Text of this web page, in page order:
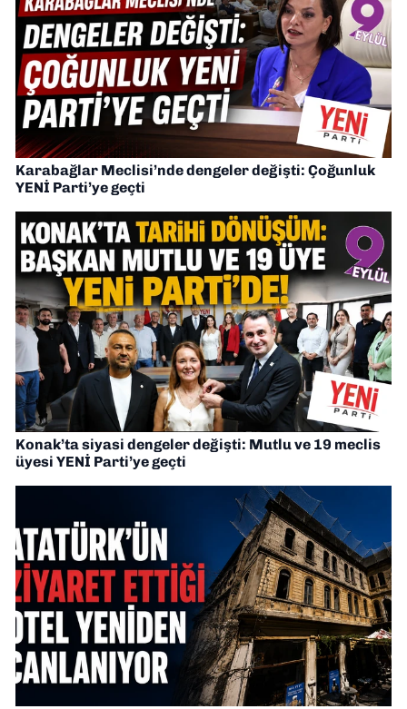
Karabağlar Meclisi’nde dengeler değişti: Çoğunluk
YENİ Parti’ye geçti
Konak’ta siyasi dengeler değişti: Mutlu ve 19 meclis
üyesi YENİ Parti’ye geçti